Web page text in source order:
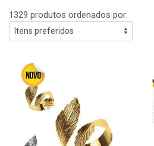
1329 produtos ordenados por: